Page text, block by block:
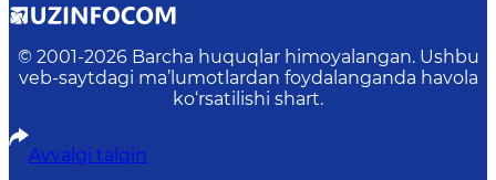
© 2001-2026 Barcha huquqlar himoyalangan. Ushbu
veb-saytdagi ma’lumotlardan foydalanganda havola
ko‘rsatilishi shart.
Avvalgi talqin